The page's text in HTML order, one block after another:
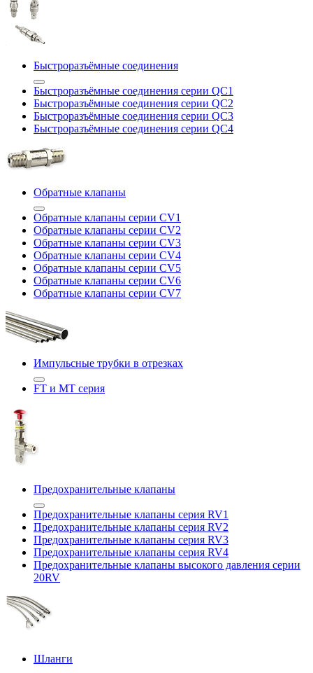
Быстроразъёмные соединения
Быстроразъёмные соединения серии QC1
Быстроразъёмные соединения серии QC2
Быстроразъёмные соединения серии QC3
Быстроразъёмные соединения серии QC4
Обратные клапаны
Обратные клапаны серии CV1
Обратные клапаны серии CV2
Обратные клапаны серии CV3
Обратные клапаны серии CV4
Обратные клапаны серии CV5
Обратные клапаны серии CV6
Обратные клапаны серии CV7
Импульсные трубки в отрезках
FT и MT серия
Предохранительные клапаны
Предохранительные клапаны серия RV1
Предохранительные клапаны серия RV2
Предохранительные клапаны серия RV3
Предохранительные клапаны серия RV4
Предохранительные клапаны высокого давления серии
20RV
Шланги